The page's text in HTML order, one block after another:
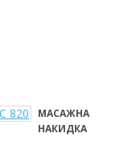
МАСАЖНА
НАКИДКА